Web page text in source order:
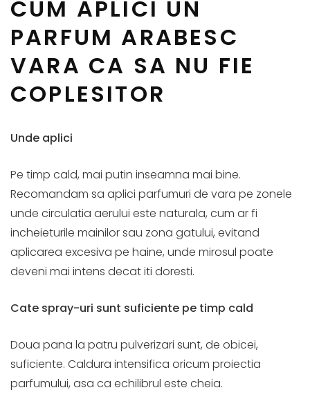
CUM APLICI UN
PARFUM ARABESC
VARA CA SA NU FIE
COPLESITOR
Unde aplici
Pe timp cald, mai putin inseamna mai bine.
Recomandam sa aplici parfumuri de vara pe zonele
unde circulatia aerului este naturala, cum ar fi
incheieturile mainilor sau zona gatului, evitand
aplicarea excesiva pe haine, unde mirosul poate
deveni mai intens decat iti doresti.
Cate spray-uri sunt suficiente pe timp cald
Doua pana la patru pulverizari sunt, de obicei,
suficiente. Caldura intensifica oricum proiectia
parfumului, asa ca echilibrul este cheia.